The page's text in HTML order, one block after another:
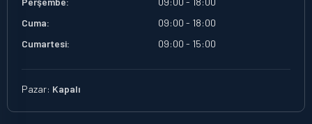
Cuma:
09:00 - 18:00
Cumartesi:
09:00 - 15:00
Pazar: Kapalı